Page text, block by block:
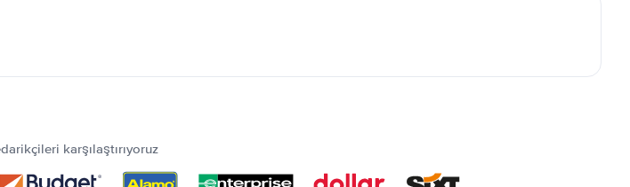
karşılaştırıyoruz